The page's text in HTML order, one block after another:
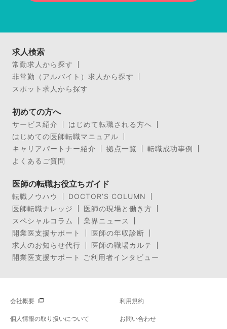
求人検索
常勤求人から探す
非常勤（アルバイト）求人から探す
スポット求人から探す
初めての方へ
サービス紹介
はじめて転職される方へ
はじめての医師転職マニュアル
キャリアパートナー紹介
拠点一覧
転職成功事例
よくあるご質問
医師の転職お役立ちガイド
転職ノウハウ
DOCTOR’S COLUMN
医師転職ナレッジ
医師の現場と働き方
スペシャルコラム
業界ニュース
開業医支援サポート
医師の年収診断
求人のお知らせ代行
医師の職場カルテ
開業医支援サポート ご利用者インタビュー
会社概要 利用規約
個人情報の取り扱いについて お問い合わせ